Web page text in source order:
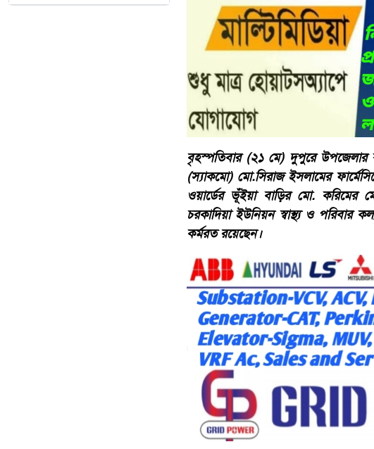
বৃহস্পতিবার (২১ মে) দুপুরে উপজেলার
(স্যাকমো) মো.সিরাজ ইসলামের
ওয়ার্ডের ভূঁইয়া বাড়ির মো. করিমের
চরকাদিয়া ইউনিয়ন স্বাস্থ্য ও পরিবার
কর্মরত রয়েছেন।